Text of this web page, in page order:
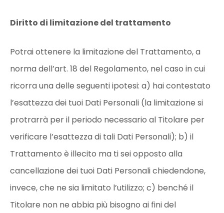
Diritto di limitazione del trattamento
Potrai ottenere la limitazione del Trattamento, a
norma dell’art. 18 del Regolamento, nel caso in cui
ricorra una delle seguenti ipotesi: a) hai contestato
l’esattezza dei tuoi Dati Personali (la limitazione si
protrarrà per il periodo necessario al Titolare per
verificare l’esattezza di tali Dati Personali); b) il
Trattamento è illecito ma ti sei opposto alla
cancellazione dei tuoi Dati Personali chiedendone,
invece, che ne sia limitato l’utilizzo; c) benché il
Titolare non ne abbia più bisogno ai fini del